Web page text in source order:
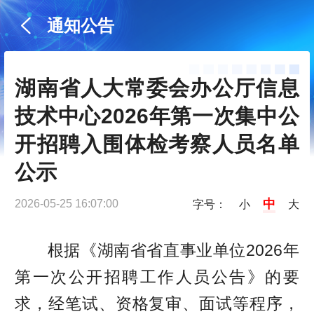
通知公告
湖南省人大常委会办公厅信息
技术中心2026年第一次集中公
开招聘入围体检考察人员名单
公示
2026-05-25 16:07:00 字号： 小 中 大
根据《湖南省省直事业单位2026年
第一次公开招聘工作人员公告》的要
求，经笔试、资格复审、面试等程序，